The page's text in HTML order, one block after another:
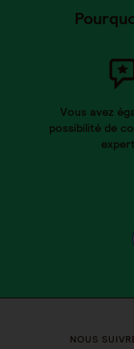
Vous avez
possibilité de
NOUS